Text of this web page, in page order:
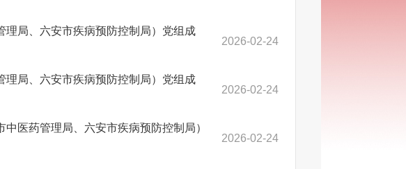
理局、六安市疾病预防控制局）党组成
2026-02-24
理局、六安市疾病预防控制局）党组成
2026-02-24
医药管理局、六安市疾病预防控制局）
2026-02-24